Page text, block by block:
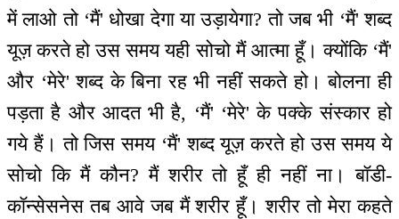
में लाओ तो ‘मैं' धोखा देगा या उड़ायेगा? तो जब भी ‘मैं' शब्द
यूज़ करते हो उस समय यही सोचो मैं आत्मा हूँ। क्योंकि ‘मैं'
और ‘मेरे' शब्द के बिना रह भी नहीं सकते हो। बोलना ही
पड़ता है और आदत भी है, ‘मैं' ‘मेरे' के पक्के संस्कार हो
गये हैं। तो जिस समय ‘मैं' शब्द यूज़ करते हो उस समय ये
सोचो कि मैं कौन? मैं शरीर तो हूँ ही नहीं ना। बॉडी-
कॉन्सेसनेस तब आवे जब मैं शरीर हूँ। शरीर तो मेरा कहते